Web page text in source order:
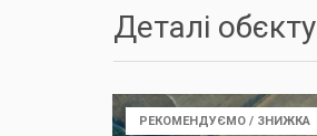
Деталі обєкту
РЕКОМЕНДУЄМО / ЗНИЖКА